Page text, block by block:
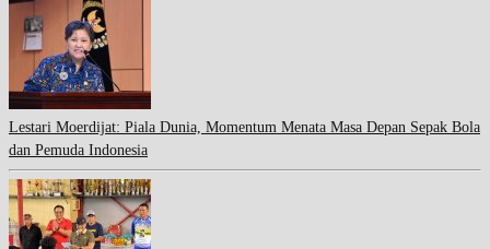
Lestari Moerdijat: Piala Dunia, Momentum Menata Masa Depan Sepak Bola
dan Pemuda Indonesia